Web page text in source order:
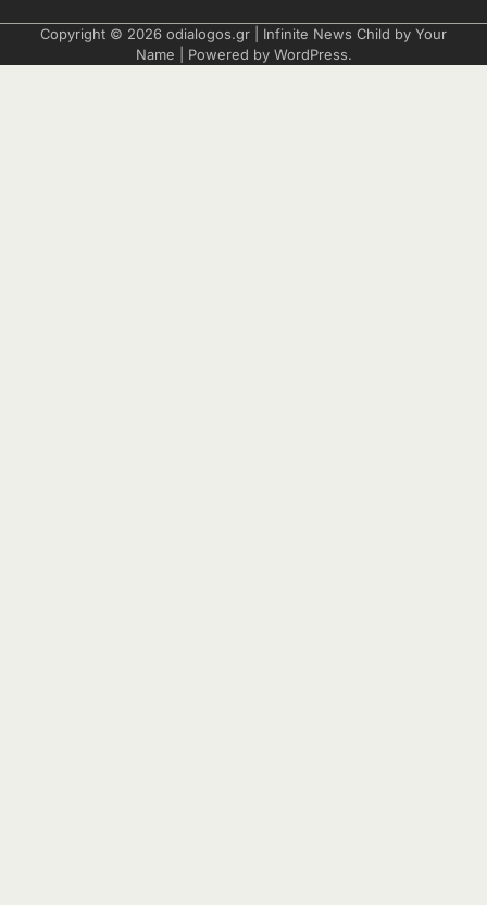
Copyright © 2026 odialogos.gr | Infinite News Child by Your
Name | Powered by WordPress.